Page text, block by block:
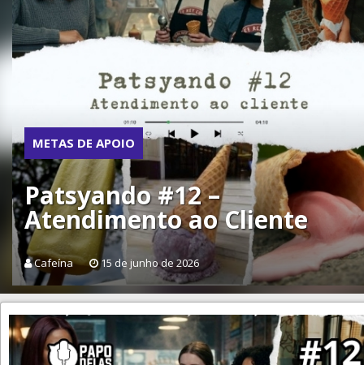
METAS DE APOIO
Patsyando #12 –
Atendimento ao Cliente
Cafeína 15 de junho de 2026